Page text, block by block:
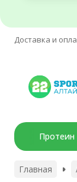
Доставка и
Протеин
Главная